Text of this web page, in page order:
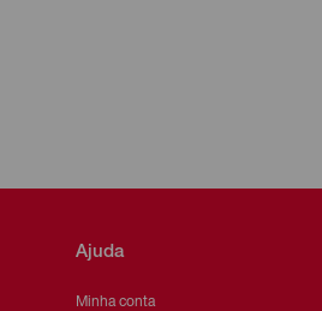
Ajuda
Minha conta